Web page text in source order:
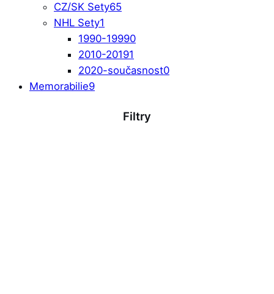
CZ/SK Sety65
NHL Sety1
1990-19990
2010-20191
2020-současnost0
Memorabilie9
Filtry